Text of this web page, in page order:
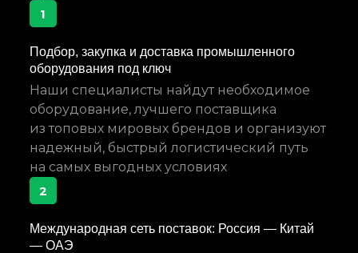
1
Подбор, закупка и доставка промышленного
оборудования под ключ
Наши специалисты найдут необходимое
оборудование, лучшего поставщика
из топовых мировых брендов и организуют
надежный, быстрый логистический путь
на самых выгодных условиях
2
Международная сеть поставок: Россия — Китай
— ОАЭ